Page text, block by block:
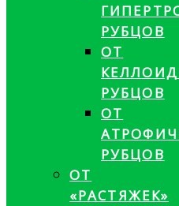
РУБЦОВ
ОТ
РУБЦОВ
ОТ
РУБЦОВ
ОТ
«РАСТЯЖЕК»